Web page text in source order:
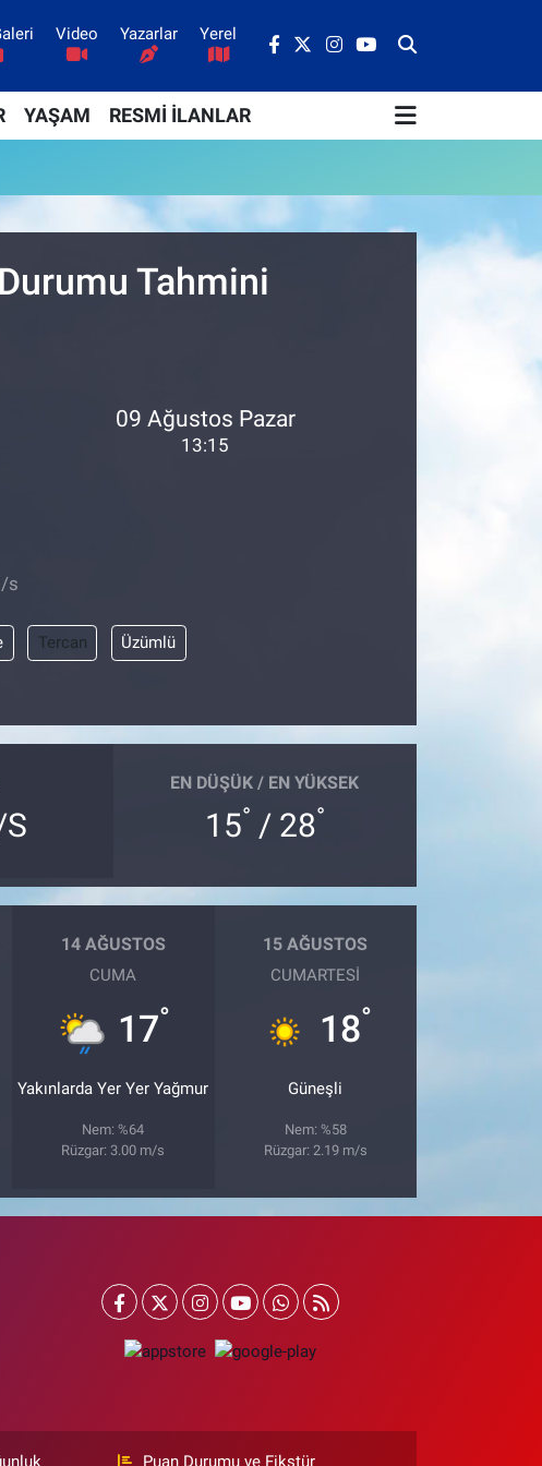
Video Yazarlar Yerel
YAŞAM RESMİ İLANLAR
Tahmini
09 Ağustos Pazar
13:15
s
Tercan Üzümlü
EN DÜŞÜK / EN YÜKSEK
15° / 28°
14 AĞUSTOS
CUMA
17°
Yakınlarda Yer Yer Yağmur
Nem: %64
Rüzgar: 3.00 m/s
15 AĞUSTOS
CUMARTESI
18°
Güneşli
Nem: %58
Rüzgar: 2.19 m/s
Puan Durumu ve Fikstür